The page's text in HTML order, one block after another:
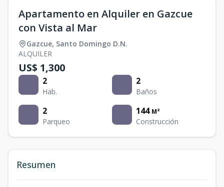
Apartamento en Alquiler en Gazcue
con Vista al Mar
Gazcue, Santo Domingo D.N.
ALQUILER
US$ 1,300
2
Hab.
2
Baños
2
Parqueo
144 M²
Construcción
Resumen